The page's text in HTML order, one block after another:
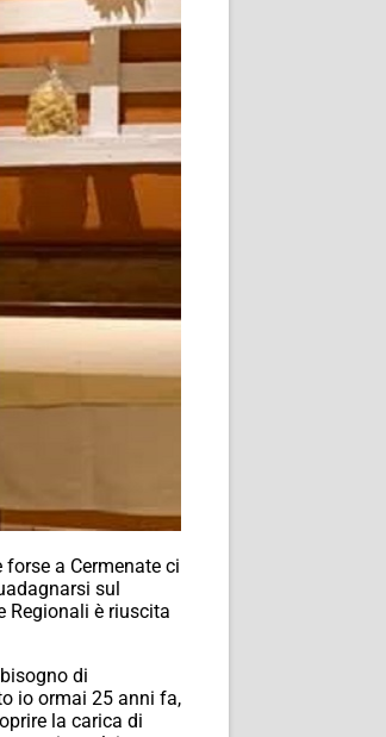
a Cermenate ci
sul
Regionali è riuscita
di
io ormai 25 anni fa,
la carica di